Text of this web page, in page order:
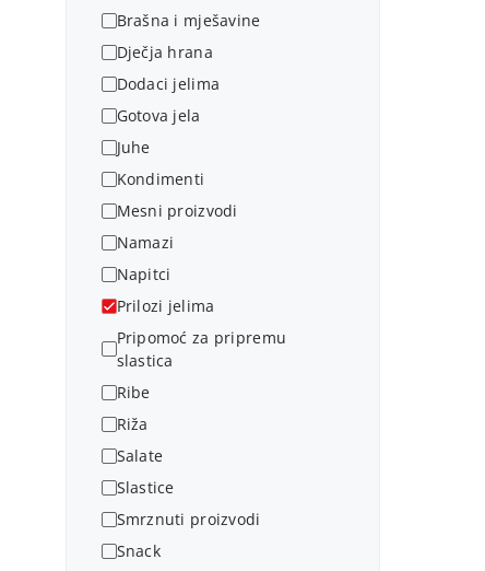
Brašna i mješavine
Dječja hrana
Dodaci jelima
Gotova jela
Juhe
Kondimenti
Mesni proizvodi
Namazi
Napitci
Prilozi jelima
Pripomoć za pripremu
slastica
Ribe
Riža
Salate
Slastice
Smrznuti proizvodi
Snack